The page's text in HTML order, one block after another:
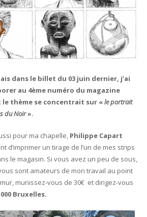
dans le billet du 03 juin dernier, j’ai
au 4ème numéro du magazine
thème se concentrait sur «le portrait
du Noir».
pour ma chapelle, Philippe Capart
d’imprimer un tirage de l’un de mes strips
le magasin. Si vous avez un peu de sous,
sont amateurs de mon travail au point
munissez-vous de 30€ et dirigez-vous
Bruxelles.